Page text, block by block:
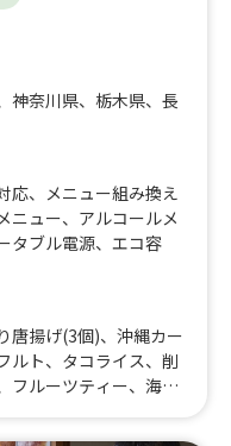
神奈川県、 栃木県、 長
応、
メニュー組み換え
ニュー、 アルコールメ
タブル電源、 エコ容
唐揚げ(3個)、沖縄カー
ルト、タコライス、削
フルーツティー、海鮮